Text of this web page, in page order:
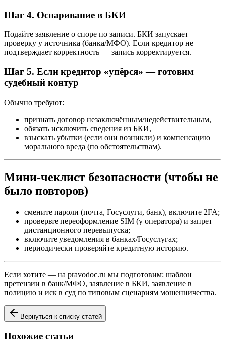
Шаг 4. Оспаривание в БКИ
Подайте заявление о споре по записи. БКИ запускает
проверку у источника (банка/МФО). Если кредитор не
подтверждает корректность — запись корректируется.
Шаг 5. Если кредитор «упёрся» — готовим
судебный контур
Обычно требуют:
признать договор незаключённым/недействительным,
обязать исключить сведения из БКИ,
взыскать убытки (если они возникли) и компенсацию
морального вреда (по обстоятельствам).
Мини‑чеклист безопасности (чтобы не
было повторов)
смените пароли (почта, Госуслуги, банк), включите 2FA;
проверьте переоформление SIM (у оператора) и запрет
дистанционного перевыпуска;
включите уведомления в банках/Госуслугах;
периодически проверяйте кредитную историю.
Если хотите — на pravodoc.ru мы подготовим: шаблон
претензии в банк/МФО, заявление в БКИ, заявление в
полицию и иск в суд по типовым сценариям мошенничества.
Вернуться к списку статей
Похожие статьи